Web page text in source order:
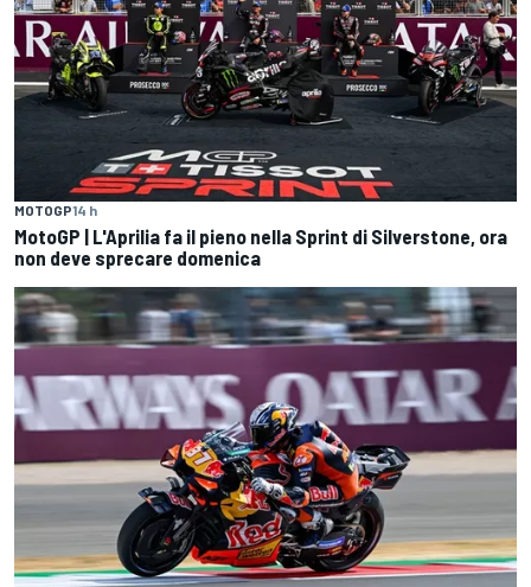
MOTOGP14 h
MotoGP | L'Aprilia fa il pieno nella Sprint di Silverstone, ora
non deve sprecare domenica